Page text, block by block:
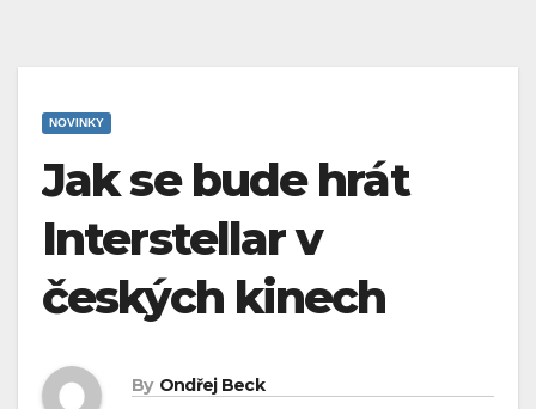
NOVINKY
Jak se bude hrát
Interstellar v
českých kinech
By Ondřej Beck